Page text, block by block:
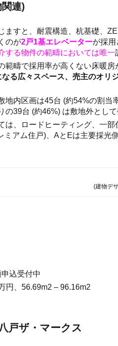
連)
ますと、耐震構造、杭基礎、
のが2戸1基エレベーターが採用
する物件の範疇においては唯一
範疇で採用率が高くない床暖
る広々スペース、売主のオリ
地内区画は45台 (約54%の割当
の39台 (約46%) は敷地外として
は、ロードヒーティング、一
ミアム住戸)、AとEは主要採光
(建物デ
込受付中
円、56.69m2 – 96.16m2
戸ザ・マークス